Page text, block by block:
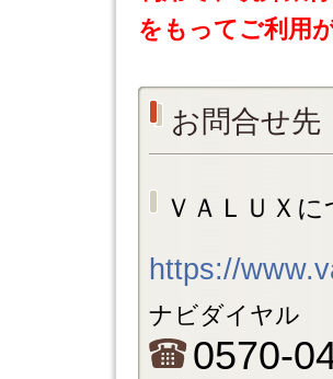
をもってご利用
お問合せ先
ＶＡＬＵＸ
https://
ナビダイヤル
0570-